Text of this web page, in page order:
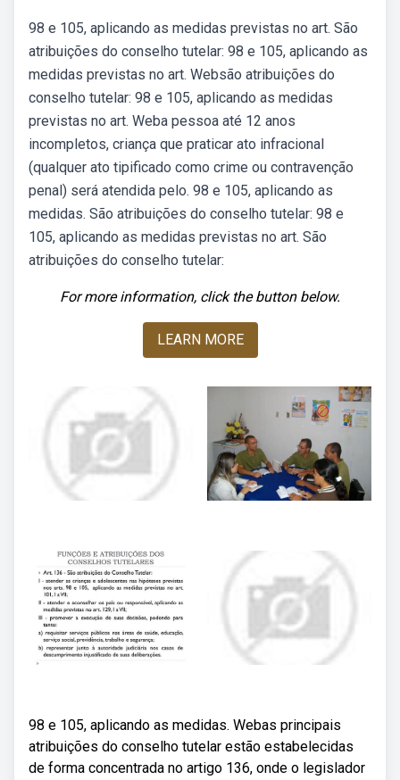
98 e 105, aplicando as medidas previstas no art. São
atribuições do conselho tutelar: 98 e 105, aplicando as
medidas previstas no art. Websão atribuições do
conselho tutelar: 98 e 105, aplicando as medidas
previstas no art. Weba pessoa até 12 anos
incompletos, criança que praticar ato infracional
(qualquer ato tipificado como crime ou contravenção
penal) será atendida pelo. 98 e 105, aplicando as
medidas. São atribuições do conselho tutelar: 98 e
105, aplicando as medidas previstas no art. São
atribuições do conselho tutelar:
For more information, click the button below.
LEARN MORE
98 e 105, aplicando as medidas. Webas principais
atribuições do conselho tutelar estão estabelecidas
de forma concentrada no artigo 136, onde o legislador